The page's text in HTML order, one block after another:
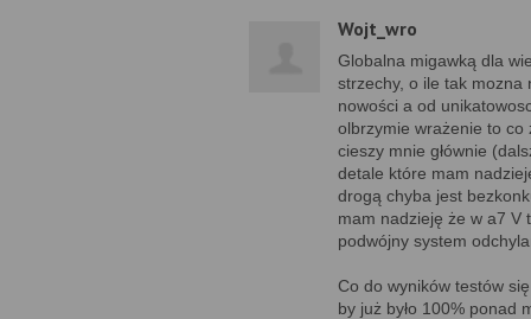
Wojt_wro
Globalna migawką dla
strzechy, o ile tak mozna
nowości a od
olbrzymie wrażenie to co
cieszy mnie głównie
detale które mam
drogą chyba jest
mam nadzieję że w a7 V
podwójny system
Co do wyników testów
by już było 100% ponad